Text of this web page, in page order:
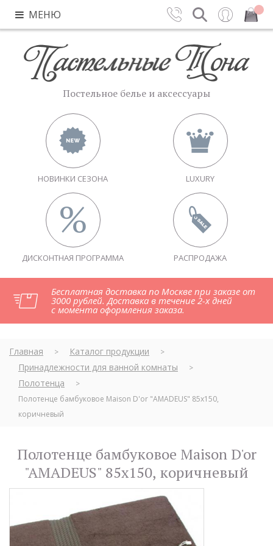
МЕНЮ Вход Закрыть
Постельное белье и аксессуары
НОВИНКИ СЕЗОНА LUXURY
ДИСКОНТНАЯ ПРОГРАММА РАСПРОДАЖА
Бесплатная доставка по Москве при заказе от
3000 рублей. Доставка в течение 2-х дней
с момента оформления заказа.
Главная > Каталог продукции >
Принадлежности для ванной комнаты >
Полотенца
>
Полотенце бамбуковое Maison D'or "AMADEUS" 85х150,
коричневый
Полотенце бамбуковое Maison D'or
"AMADEUS" 85х150, коричневый